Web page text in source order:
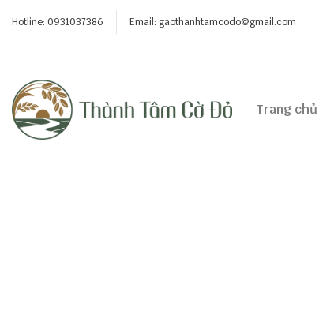
Hotline: 0931037386 Email: gaothanhtamcodo@gmail.com
Trang chủ